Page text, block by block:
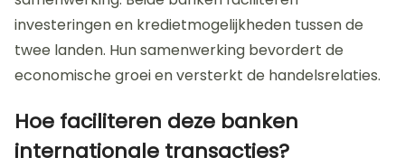
investeringen en kredietmogelijkheden tussen de
twee landen. Hun samenwerking bevordert de
economische groei en versterkt de handelsrelaties.
Hoe faciliteren deze banken
internationale transacties?